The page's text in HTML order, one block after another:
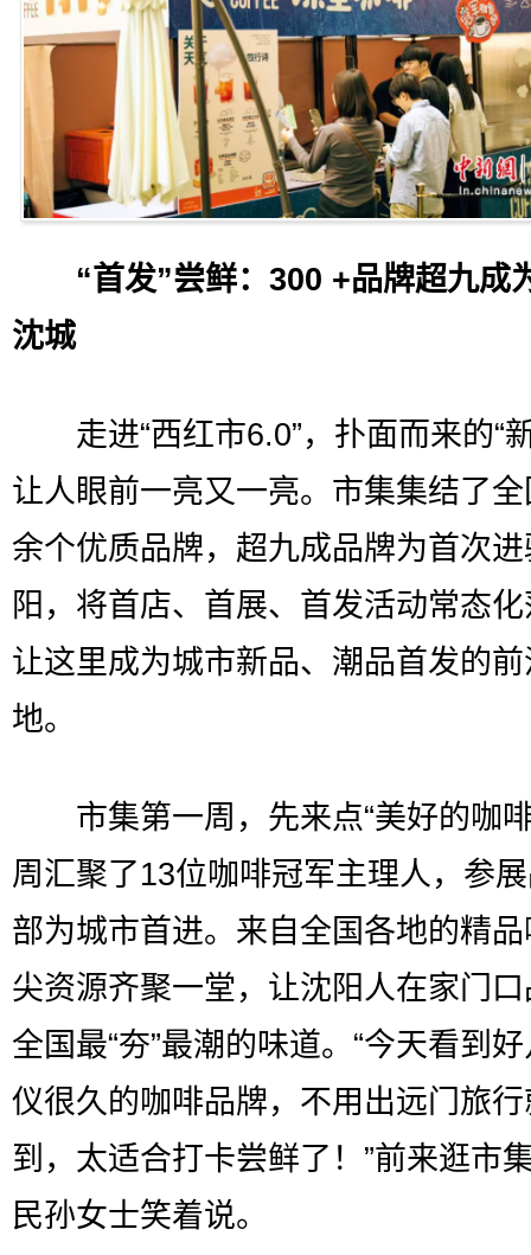
“首发”尝鲜：300 +品牌超九成
沈城
走进“西红市6.0”，扑面而来的“
让人眼前一亮又一亮。市集集结了
余个优质品牌，超九成品牌为首次
阳，将首店、首展、首发活动常态
让这里成为城市新品、潮品首发的
地。
市集第一周，先来点“美好的咖啡
周汇聚了13位咖啡冠军主理人，参
部为城市首进。来自全国各地的精
尖资源齐聚一堂，让沈阳人在家门
全国最“夯”最潮的味道。“今天看到
仪很久的咖啡品牌，不用出远门旅
到，太适合打卡尝鲜了！”前来逛市
民孙女士笑着说。